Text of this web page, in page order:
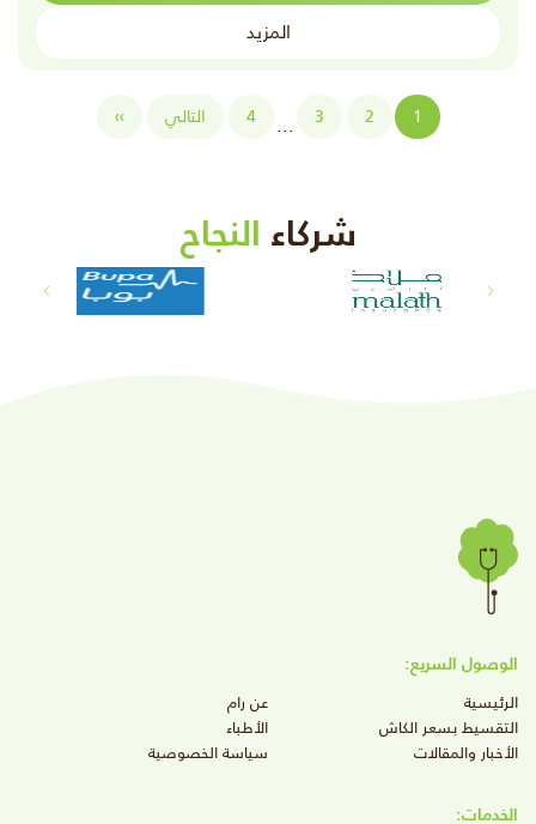
المزيد
1
2
3
...
4 التالي ››
شركاء النجاح
الوصول السريع:
الرئيسية
عن رام
التقسيط بسعر الكاش
الأطباء
الأخبار والمقالات
سياسة الخصوصية
الخدمات: